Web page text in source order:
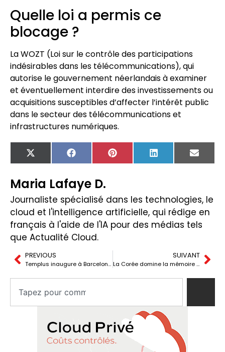
Quelle loi a permis ce
blocage ?
La WOZT (Loi sur le contrôle des participations
indésirables dans les télécommunications), qui
autorise le gouvernement néerlandais à examiner
et éventuellement interdire des investissements ou
acquisitions susceptibles d’affecter l’intérêt public
dans le secteur des télécommunications et
infrastructures numériques.
X
(Twitter)
FacebookPinterest LinkedIn Email
Maria Lafaye D.
Journaliste spécialisé dans les technologies, le
cloud et l'intelligence artificielle, qui rédige en
français à l'aide de l'IA pour des médias tels
que Actualité Cloud.
PREVIOUS
Templus inaugure à Barcelone un campus de 10 MW pour la colocation et l’IA
SUIVANT
La Corée domine la mémoire pour l’IA, mais perd du terrain dans les puces pour voitures